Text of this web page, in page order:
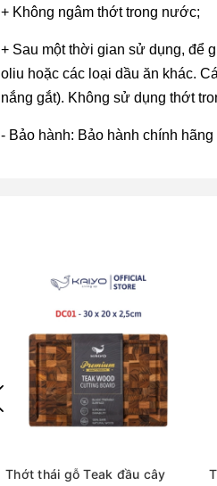
+ Không ngâm thớt trong nước;
+ Sau một thời gian sử dụng, để
oliu hoặc các loại dầu ăn khác.
nắng gắt). Không sử dụng thớt
- Bảo hành: Bảo hành chính
Thớt thái gỗ Teak đầu cây